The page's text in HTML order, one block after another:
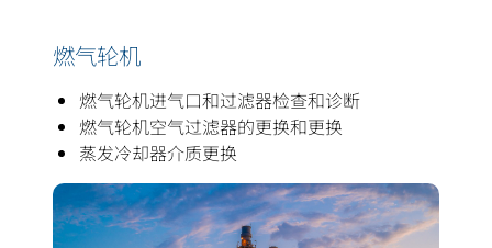
燃气轮机
燃气轮机进气口和过滤器检查和诊断
燃气轮机空气过滤器的更换和更换
蒸发冷却器介质更换